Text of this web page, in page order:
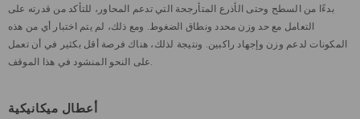
بدءًا من السطح وحتى الأذرع المتأرجحة التي تدعم المحاور، للتأكد من قدرته على
التعامل مع حد وزن محدد ونطاق الضغوط. ومع ذلك، لم يتم اختبار أي من هذه
المكونات لدعم وزن وإجهاد راكبين. ونتيجة لذلك، هناك فرصة أقل بكثير في أن تعمل
على النحو المنشود في هذا الموقف.
أعطال ميكانيكية